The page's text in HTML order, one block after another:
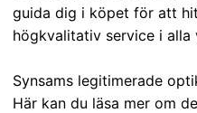
guida dig i köpet för att
högkvalitativ service i alla
Synsams legitimerade
Här kan du läsa mer om